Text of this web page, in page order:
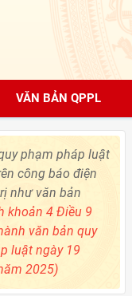
VĂN BẢN QPPL
phạm pháp luật
công báo điện
như văn bản
khoản 4 Điều 9
văn bản quy
luật ngày 19
2025)